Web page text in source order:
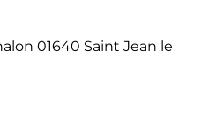
01640 Saint Jean le